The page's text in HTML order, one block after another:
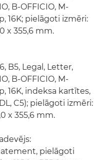
B-OFFICIO, M-
16K; pielāgoti izmēri:
x 355,6 mm.
B5, Legal, Letter,
B-OFFICIO, M-
16K, indeksa kartītes,
C5); pielāgoti izmēri:
x 355,6 mm.
pielāgoti